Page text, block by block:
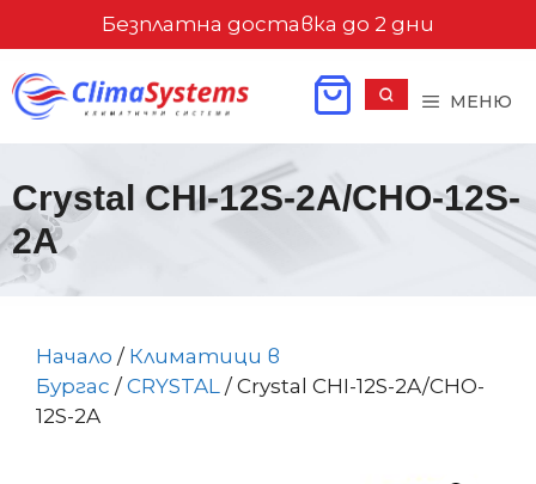
съдържанието
Безплатна доставка до 2 дни
МЕНЮ
Crystal CHI-12S-2A/CHO-12S-
2A
Начало / Климатици в
Бургас /CRYSTAL / Crystal CHI-12S-2A/CHO-
12S-2A